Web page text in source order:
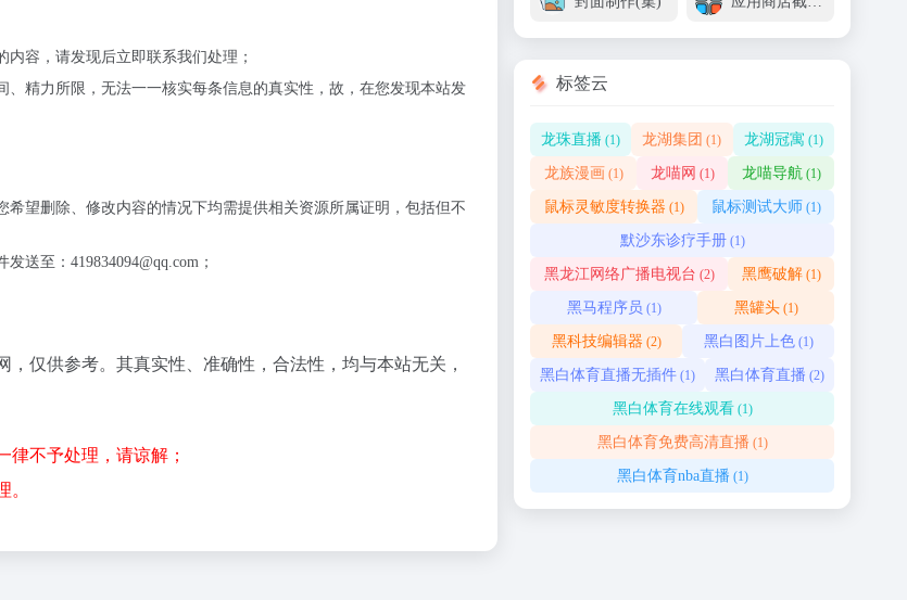
容，请发现后立即联系我们处理；
精力所限，无法一一核实每条信息的真实性，故，在您发现本站发
望删除、修改内容的情况下均需提供相关资源所属证明，包括但不
送至：419834094@qq.com；
仅供参考。其真实性、准确性，合法性，均与本站无关，
不予处理，请谅解；
。
标签云
龙珠直播 (1) 龙湖集团 (1) 龙湖冠寓 (1)
龙族漫画 (1) 龙喵网 (1) 龙喵导航 (1)
鼠标灵敏度转换器 (1) 鼠标测试大师 (1)
默沙东诊疗手册(1)
黑龙江网络广播电视台 (2) 黑鹰破解(1)
黑马程序员 (1) 黑罐头(1)
黑科技编辑器 (2) 黑白图片上色(1)
黑白体育直播无插件 (1) 黑白体育直播 (2)
黑白体育在线观看(1)
黑白体育免费高清直播 (1)
黑白体育nba直播 (1)